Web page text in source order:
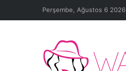
Perşembe, Ağustos 6 2026